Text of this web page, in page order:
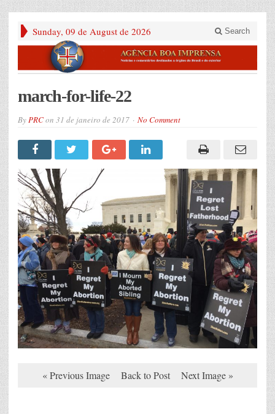
Sunday, 09 de August de 2026 Search
march-for-life-22
ByPRCon 31 de janeiro de 2017 No Comment
« Previous Image Back to Post Next Image »